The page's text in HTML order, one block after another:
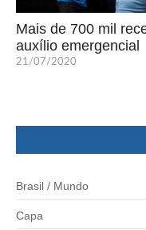
Mais de 700 mil
auxílio emergencial
21/07/2020
Brasil / Mundo
Capa